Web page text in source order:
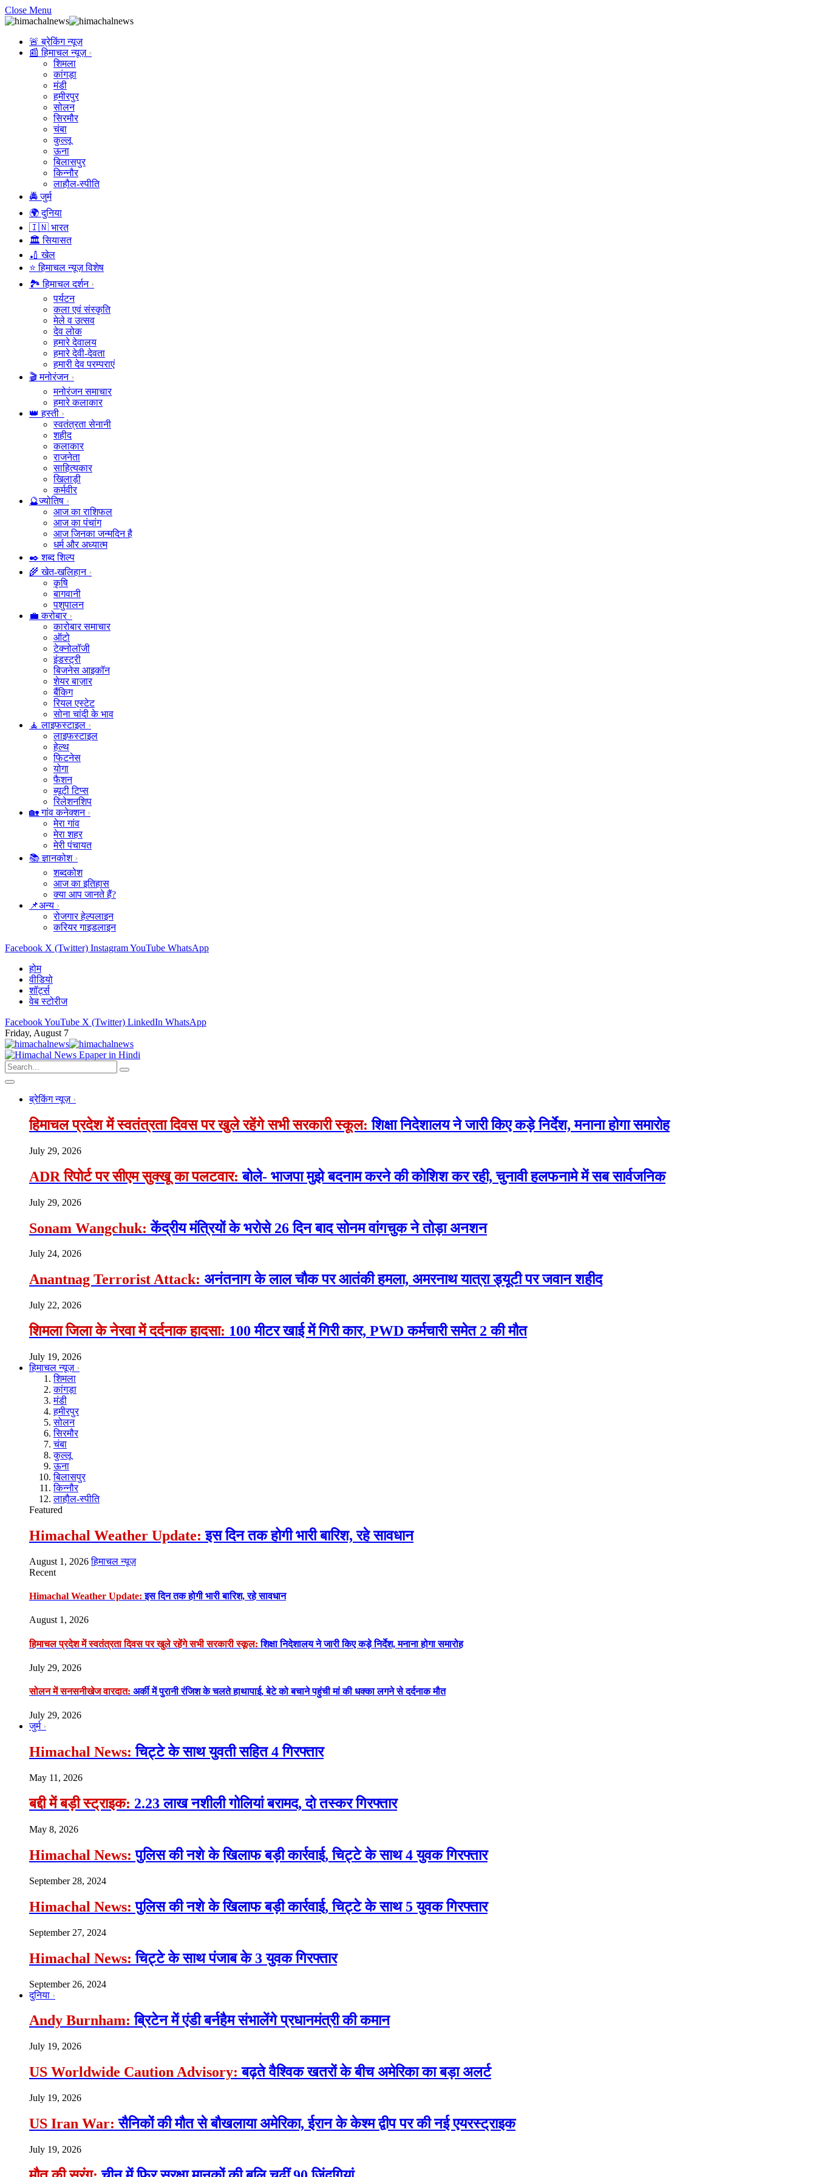
Close Menu
🚨 ब्रेकिंग न्यूज़
📰 हिमाचल न्यूज़
शिमला
कांगड़ा
मंडी
हमीरपुर
सोलन
सिरमौर
चंबा
कुल्लू
ऊना
बिलासपुर
किन्नौर
लाहौल-स्पीति
🚔 जुर्म
🌍 दुनिया
🇮🇳 भारत
🏛️ सियासत
🏏 खेल
⭐ हिमाचल न्यूज़ विशेष
🏞️ हिमाचल दर्शन
पर्यटन
कला एवं संस्कृति
मेले व उत्सव
देव लोक
हमारे देवालय
हमारे देवी-देवता
हमारी देव परम्पराएं
🎬 मनोरंजन
मनोरंजन समाचार
हमारे कलाकार
👑 हस्ती
स्वतंत्रता सेनानी
शहीद
कलाकार
राजनेता
साहित्यकार
खिलाड़ी
कर्मवीर
🔮ज्योतिष
आज का राशिफल
आज का पंचांग
आज जिनका जन्मदिन है
धर्म और अध्यात्म
✒️ शब्द शिल्प
🌾 खेत-खलिहान
कृषि
बागवानी
पशुपालन
💼 करोबार
कारोबार समाचार
ऑटो
टेक्नोलॉजी
इंडस्ट्री
बिजनेस आइकॉन
शेयर बाज़ार
बैंकिग
रियल एस्टेट
सोना चांदी के भाव
🧘 लाइफस्टाइल
लाइफस्टाइल
हेल्थ
फिटनेस
योगा
फैशन
ब्यूटी टिप्स
रिलेशनशिप
🏡 गांव कनेक्शन
मेरा गांव
मेरा शहर
मेरी पंचायत
📚 ज्ञानकोश
शब्दकोश
आज का इतिहास
क्या आप जानते हैं?
📌अन्य
रोजगार हेल्पलाइन
करियर गाइडलाइन
Facebook X (Twitter) InstagramYouTube WhatsApp
होम
वीडियो
शॉर्ट्स
वेब स्टोरीज
FacebookYouTube X (Twitter) LinkedIn WhatsApp
Friday, August 7
ब्रेकिंग न्यूज़
हिमाचल प्रदेश में स्वतंत्रता दिवस पर खुले रहेंगे सभी सरकारी स्कूल: शिक्षा निदेशालय ने जारी किए कड़े निर्देश, मनाना होगा समारोह
July 29, 2026
ADR रिपोर्ट पर सीएम सुक्खू का पलटवार: बोले- भाजपा मुझे बदनाम करने की कोशिश कर रही, चुनावी हलफनामे में सब सार्वजनिक
July 29, 2026
Sonam Wangchuk: केंद्रीय मंत्रियों के भरोसे 26 दिन बाद सोनम वांगचुक ने तोड़ा अनशन
July 24, 2026
Anantnag Terrorist Attack: अनंतनाग के लाल चौक पर आतंकी हमला, अमरनाथ यात्रा ड्यूटी पर जवान शहीद
July 22, 2026
शिमला जिला के नेरवा में दर्दनाक हादसा: 100 मीटर खाई में गिरी कार, PWD कर्मचारी समेत 2 की मौत
July 19, 2026
हिमाचल न्यूज़
शिमला
कांगड़ा
मंडी
हमीरपुर
सोलन
सिरमौर
चंबा
कुल्लू
ऊना
बिलासपुर
किन्नौर
लाहौल-स्पीति
Featured
Himachal Weather Update: इस दिन तक होगी भारी बारिश, रहे सावधान
August 1, 2026 हिमाचल न्यूज़
Recent
Himachal Weather Update: इस दिन तक होगी भारी बारिश, रहे सावधान
August 1, 2026
हिमाचल प्रदेश में स्वतंत्रता दिवस पर खुले रहेंगे सभी सरकारी स्कूल: शिक्षा निदेशालय ने जारी किए कड़े निर्देश, मनाना होगा समारोह
July 29, 2026
सोलन में सनसनीखेज वारदात: अर्की में पुरानी रंजिश के चलते हाथापाई, बेटे को बचाने पहुंची मां की धक्का लगने से दर्दनाक मौत
July 29, 2026
जुर्म
Himachal News: चिट्टे के साथ युवती सहित 4 गिरफ्तार
May 11, 2026
बद्दी में बड़ी स्ट्राइक: 2.23 लाख नशीली गोलियां बरामद, दो तस्कर गिरफ्तार
May 8, 2026
Himachal News: पुलिस की नशे के खिलाफ बड़ी कार्रवाई, चिट्टे के साथ 4 युवक गिरफ्तार
September 28, 2024
Himachal News: पुलिस की नशे के खिलाफ बड़ी कार्रवाई, चिट्टे के साथ 5 युवक गिरफ्तार
September 27, 2024
Himachal News: चिट्टे के साथ पंजाब के 3 युवक गिरफ्तार
September 26, 2024
दुनिया
Andy Burnham: ब्रिटेन में एंडी बर्नहैम संभालेंगे प्रधानमंत्री की कमान
July 19, 2026
US Worldwide Caution Advisory: बढ़ते वैश्विक खतरों के बीच अमेरिका का बड़ा अलर्ट
July 19, 2026
US Iran War: सैनिकों की मौत से बौखलाया अमेरिका, ईरान के केश्म द्वीप पर की नई एयरस्ट्राइक
July 19, 2026